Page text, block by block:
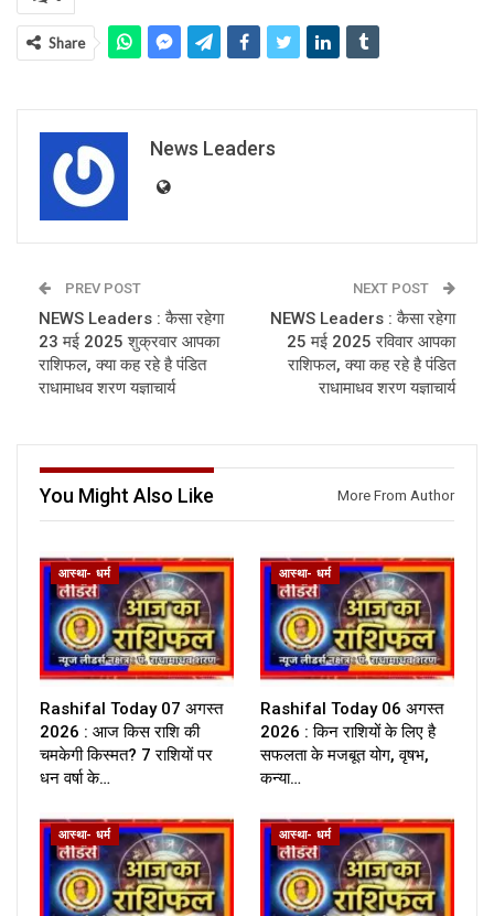
Share
News Leaders
PREV POST
NEWS Leaders : कैसा रहेगा
23 मई 2025 शुक्रवार आपका
राशिफल, क्या कह रहे है पंडित
राधामाधव शरण यज्ञाचार्य
NEXT POST
NEWS Leaders : कैसा रहेगा
25 मई 2025 रविवार आपका
राशिफल, क्या कह रहे है पंडित
राधामाधव शरण यज्ञाचार्य
You Might Also Like More From Author
आस्था- धर्म
Rashifal Today 07 अगस्त
2026 : आज किस राशि की
चमकेगी किस्मत? 7 राशियों पर
धन वर्षा के…
आस्था- धर्म
Rashifal Today 06 अगस्त
2026 : किन राशियों के लिए है
सफलता के मजबूत योग, वृषभ,
कन्या…
आस्था- धर्म आस्था- धर्म